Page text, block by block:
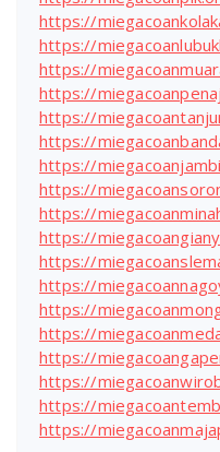
https://
https://
https://
https://
https://
https://
https://
https://
https://
https://
https://
https://
https://
https://
https://
https://
https://
https://